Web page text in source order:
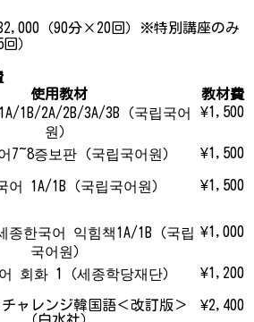
（90分×20回）※特別講座のみ
）
使用教材
教材費
1B/2A/2B/3A/3B（국립국어
원）
¥1,500
7~8증보판（국립국어원） ¥1,500
어 1A/1B（국립국어원） ¥1,500
종한국어 익힘책1A/1B（국립
국어원）
¥1,000
회화 1（세종학당재단） ¥1,200
ャレンジ韓国語＜改訂版＞
¥2,400